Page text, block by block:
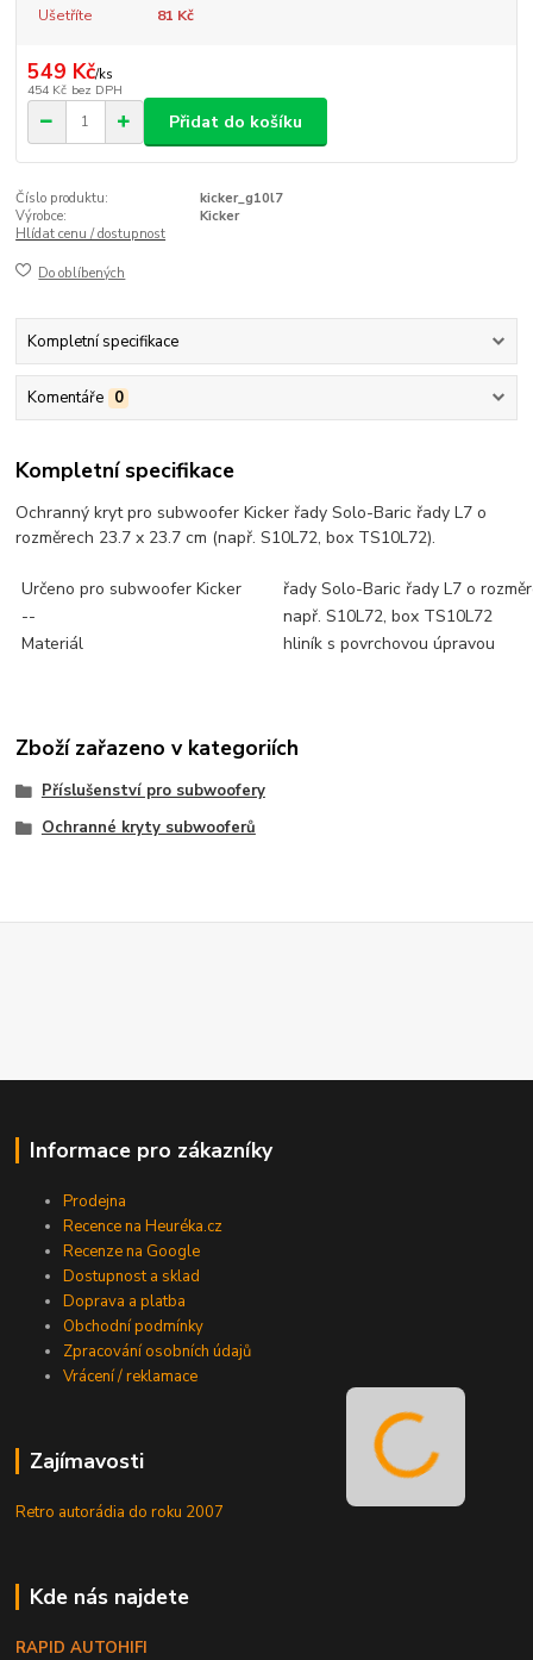
Ušetříte 81 Kč
549 Kč/ks
454 Kč bez DPH
Přidat do košíku
Číslo produktu:
kicker_g10l7
Výrobce:
Kicker
Hlídat cenu / dostupnost
Do oblíbených
Kompletní specifikace
Komentáře 0
Kompletní specifikace
Ochranný kryt pro subwoofer Kicker řady Solo-Baric řady L7 o
rozměrech 23.7 x 23.7 cm (např. S10L72, box TS10L72).
Určeno pro subwoofer Kicker
řady Solo-Baric řady L7 o
--
např. S10L72, box TS10L72
Materiál
hliník s povrchovou úpravou
Zboží zařazeno v kategoriích
Příslušenství pro subwoofery
Ochranné kryty subwooferů
Informace pro zákazníky
Prodejna
Recence na Heuréka.cz
Recenze na Google
Dostupnost a sklad
Doprava a platba
Obchodní podmínky
Zpracování osobních údajů
Vrácení / reklamace
Zajímavosti
Retro autorádia do roku 2007
Kde nás najdete
RAPID AUTOHIFI